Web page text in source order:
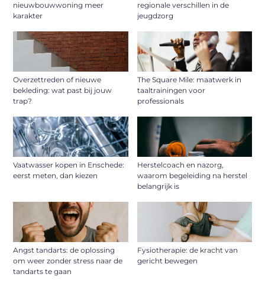
nieuwbouwwoning meer
karakter
regionale verschillen in de
jeugdzorg
Overzettreden of nieuwe
bekleding: wat past bij jouw
trap?
The Square Mile: maatwerk in
taaltrainingen voor
professionals
Vaatwasser kopen in Enschede:
eerst meten, dan kiezen
Herstelcoach en nazorg,
waarom begeleiding na herstel
belangrijk is
Angst tandarts: de oplossing
om weer zonder stress naar de
tandarts te gaan
Fysiotherapie: de kracht van
gericht bewegen